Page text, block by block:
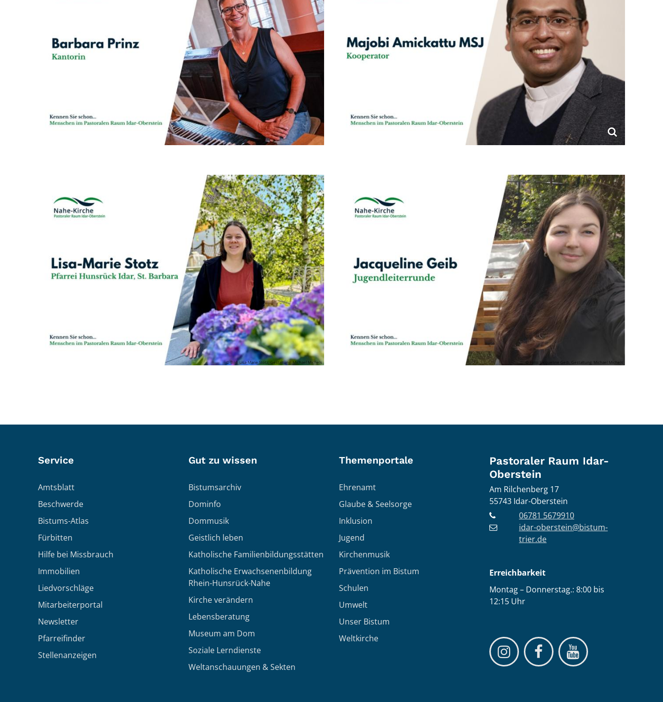
© Bild: Lisa-Marie Stotz; Gestaltung: Michael Michels © Foto: Jacqueline Geib, Gestaltung: Michael Michels
Service
Amtsblatt
Beschwerde
Bistums-Atlas
Fürbitten
Hilfe bei Missbrauch
Immobilien
Liedvorschläge
Mitarbeiterportal
Newsletter
Pfarreifinder
Stellenanzeigen
Gut zu wissen
Bistumsarchiv
Dominfo
Dommusik
Geistlich leben
Katholische Familienbildungsstätten
Katholische Erwachsenenbildung
Rhein-Hunsrück-Nahe
Kirche verändern
Lebensberatung
Museum am Dom
Soziale Lerndienste
Weltanschauungen & Sekten
Themenportale
Ehrenamt
Glaube & Seelsorge
Inklusion
Jugend
Kirchenmusik
Prävention im Bistum
Schulen
Umwelt
Unser Bistum
Weltkirche
Pastoraler Raum Idar-
Oberstein
Am Rilchenberg 17
55743 Idar-Oberstein
06781 5679910
idar-oberstein@bistum-
trier.de
Erreichbarkeit
Montag – Donnerstag.: 8:00 bis
12:15 Uhr